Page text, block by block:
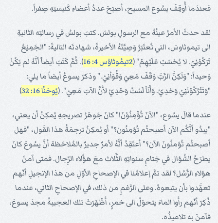
فعندَما أُوقِفَ يسُوع المسيح، أصبَحَ عددُ أعضاءِ كَنيستِهِ صِفراً.
لقد حدثَ الأمرُ عينُهُ مع الرسولِ بولسَ. كتبَ بولسُ في رسالتِه الثانيةِ
الى تيموثاوسَ، التي تُعتَبَرُ وَصِيَّتَهُ الأخيرةَ، شهادتَه التاليةَ: "الجَمِيْعُ
تَرَكُوْنِيْ. لا يُحْسَبْ عَلَيْهِمْ" (2تيمُوثاوُس 4: 16
). ثُمَّ كَتَبَ أيضاً أنَّهُ لم يَكُنْ
وَحيداً: "وَلَكِنَّ الرَّبَّ وَقَفَ مَعِيْ وَقَّوَاْنِيْ." وذكرَ يسوعُ أيضاً ما يلي:
"وَتَتْرُكُوْنَنِيْ وَحْدِيْ. وَأَنَاْ لَسْتُ وَحْدِيْ لأَنَّ الآبَ مَعِيْ". (يُوحَنَّا 16: 32 )
عندما قالَ يسُوع، "الآنَ تُؤْمِنُوْنَ!" كانَ جَوهَرُ تصريحِهِ يُمكِنُ أن يعني،
"يبدُو أنَّكُم الآن أصبحتُم تُؤمِنُون؟" أو يُمكِنُ ترجمَةُ هذا القَول، "فهل
أصبحتُم تُؤمنُونَ الآن؟" أعتَقِدُ أنَّهُ لأمرٌ جديرٌ بالمُلاحَظة أنَّ يسُوعَ كانَ
يطرَحُ السُّؤال في خِتامِ سنواتِهِ الثَّلاث معَ هؤُلاء الرِّجال. فمتى آمنَ
هؤلاءِ الرُّسُل؟ لقد تمَّ إعلامُنا في الإصحاحِ الأوّلِ من هذا الإنجيلِ أنّهم
تعهَّدوا بأن يتبعوهُ. وعلى الرَّغمِ من ذلك، في الإصحاحِ الثاني، عندما
ذُكِرَ أنّهم رأَوا الماءَ يتحوّلُ الى خمرٍ، أَظْهَرَتْ تلك العجيبةُ مجدَ يسوعَ،
فآمنَ به تلاميذُه.